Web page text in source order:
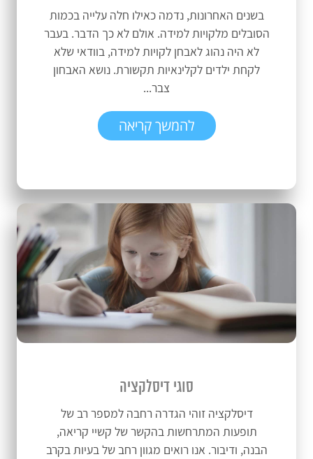
בשנים האחרונות, נדמה כאילו חלה עלייה בכמות
הסובלים מלקויות למידה. אולם לא כך הדבר. בעבר
לא היה נהוג לאבחן לקויות למידה, בוודאי שלא
לקחת ילדים לקלינאיות תקשורת. נושא האבחון
צבר...
להמשך קריאה
סוגי דיסלקציה
דיסלקציה זוהי הגדרה רחבה למספר רב של
תופעות המתרחשות בהקשר של קשיי קריאה,
הבנה, ודיבור. אנו רואים מגוון רחב של בעיות בקרב